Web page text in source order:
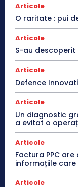
Articole
O raritate : pui
Articole
S-au descoperit
Articole
Defence
Articole
Un diagnostic
a evitat o
Articole
Factura PPC
informațiile
Articole